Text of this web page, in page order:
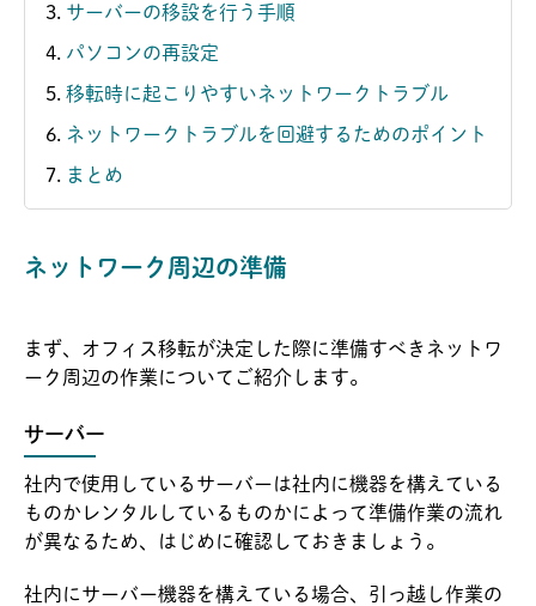
サーバーの移設を行う手順
パソコンの再設定
移転時に起こりやすいネットワークトラブル
ネットワークトラブルを回避するためのポイント
まとめ
ネットワーク周辺の準備
まず、オフィス移転が決定した際に準備すべきネットワ
ーク周辺の作業についてご紹介します。
サーバー
社内で使用しているサーバーは社内に機器を構えている
ものかレンタルしているものかによって準備作業の流れ
が異なるため、はじめに確認しておきましょう。
社内にサーバー機器を構えている場合、引っ越し作業の